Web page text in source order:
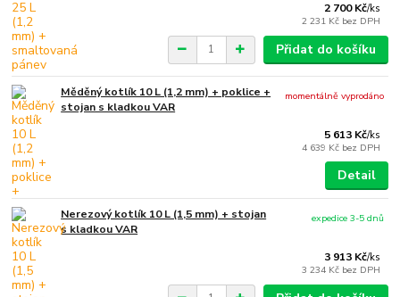
2 700 Kč/ks
2 231 Kč bez DPH
Přidat do košíku
Měděný kotlík 10 L (1,2 mm) + poklice +
stojan s kladkou VAR
5 613 Kč/ks
4 639 Kč bez DPH
momentálně vyprodáno
Detail
Nerezový kotlík 10 L (1,5 mm) + stojan
s kladkou VAR
3 913 Kč/ks
3 234 Kč bez DPH
expedice 3-5 dnů